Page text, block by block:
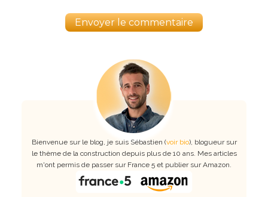
Bienvenue sur le blog, je suis Sébastien (voir bio), blogueur sur
le thème de la construction depuis plus de 10 ans. Mes articles
m'ont permis de passer sur France 5 et publier sur Amazon.